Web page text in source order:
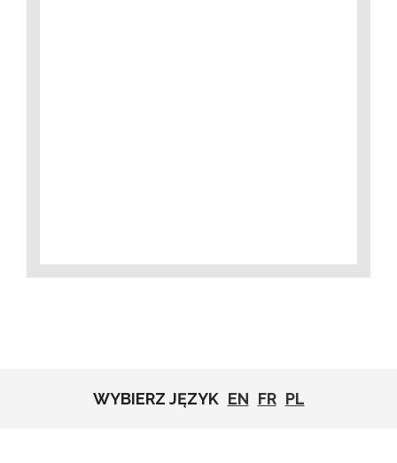
WYBIERZ JĘZYK EN FR PL